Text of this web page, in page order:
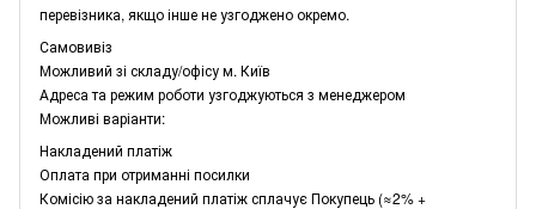
перевізника, якщо інше не узгоджено окремо.
Самовивіз
Можливий зі складу/офісу м. Київ
Адреса та режим роботи узгоджуються з менеджером
Можливі варіанти:
Накладений платіж
Оплата при отриманні посилки
Комісію за накладений платіж сплачує Покупець (≈2% +